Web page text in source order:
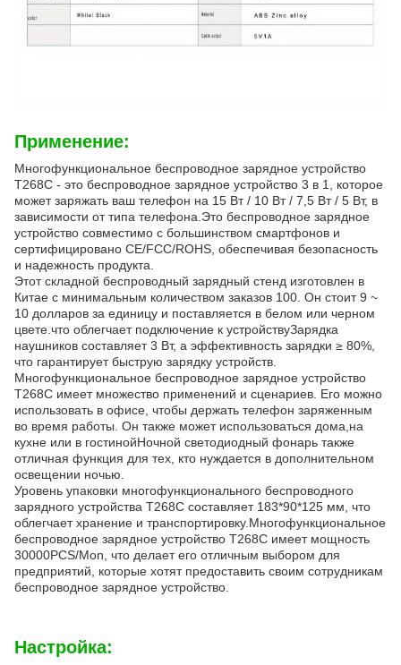
Применение:
Многофункциональное беспроводное зарядное устройство
T268C - это беспроводное зарядное устройство 3 в 1, которое
может заряжать ваш телефон на 15 Вт / 10 Вт / 7,5 Вт / 5 Вт, в
зависимости от типа телефона.Это беспроводное зарядное
устройство совместимо с большинством смартфонов и
сертифицировано CE/FCC/ROHS, обеспечивая безопасность
и надежность продукта.
Этот складной беспроводный зарядный стенд изготовлен в
Китае с минимальным количеством заказов 100. Он стоит 9 ~
10 долларов за единицу и поставляется в белом или черном
цвете.что облегчает подключение к устройствуЗарядка
наушников составляет 3 Вт, а эффективность зарядки ≥ 80%,
что гарантирует быструю зарядку устройств.
Многофункциональное беспроводное зарядное устройство
T268C имеет множество применений и сценариев. Его можно
использовать в офисе, чтобы держать телефон заряженным
во время работы. Он также может использоваться дома,на
кухне или в гостинойНочной светодиодный фонарь также
отличная функция для тех, кто нуждается в дополнительном
освещении ночью.
Уровень упаковки многофункционального беспроводного
зарядного устройства T268C составляет 183*90*125 мм, что
облегчает хранение и транспортировку.Многофункциональное
беспроводное зарядное устройство T268C имеет мощность
30000PCS/Mon, что делает его отличным выбором для
предприятий, которые хотят предоставить своим сотрудникам
беспроводное зарядное устройство.
Настройка: